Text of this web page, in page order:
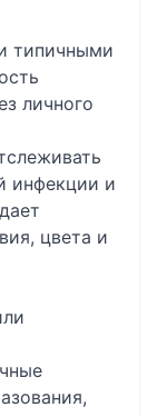
типичными
личного
инфекции и
цвета и